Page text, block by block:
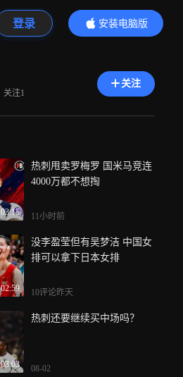
登录
安装电脑版
内容更精彩
关注1
关注
03:15
热刺甩卖罗梅罗 国米马竞连
4000万都不想掏
11小时前
02:59
没李盈莹但有吴梦洁 中国女
排可以拿下日本女排
10评论昨天
03:03
热刺还要继续买中场吗？
08-02